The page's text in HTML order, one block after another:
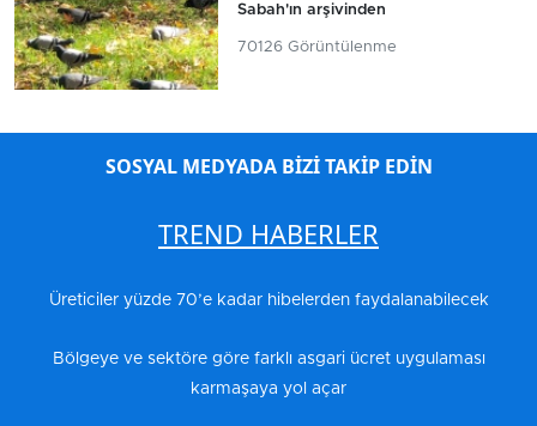
Sabah'ın arşivinden
70126 Görüntülenme
SOSYAL MEDYADA BİZİ TAKİP EDİN
TREND HABERLER
Üreticiler yüzde 70’e kadar hibelerden faydalanabilecek
Bölgeye ve sektöre göre farklı asgari ücret uygulaması
karmaşaya yol açar